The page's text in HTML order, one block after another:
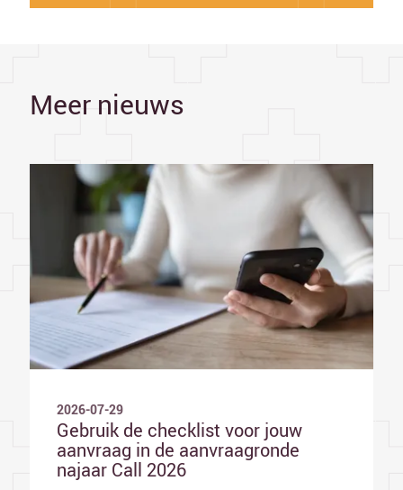
Meer nieuws
2026-07-29
Gebruik de checklist voor jouw
aanvraag in de aanvraagronde
najaar Call 2026